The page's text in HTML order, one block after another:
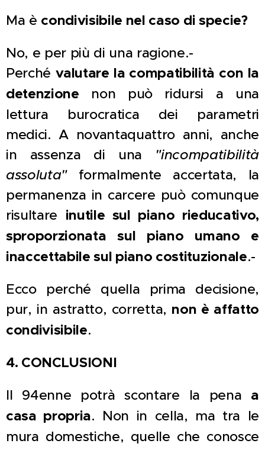
Ma è condivisibile nel caso di specie?
No, e per più di una ragione.-
Perchévalutare la compatibilità con la
detenzione non può ridursi a una
lettura burocratica dei parametri
medici. A novantaquattro anni, anche
in assenza di una "incompatibilità
assoluta"formalmente accertata, la
permanenza in carcere può comunque
risultare inutile sul piano rieducativo,
sproporzionata sul piano umano e
inaccettabile sul piano costituzionale.-
Ecco perché quella prima decisione,
pur, in astratto, corretta, non è affatto
condivisibile.
4. CONCLUSIONI
Il 94enne potrà scontare la pena a
casa propria. Non in cella, ma tra le
mura domestiche, quelle che conosce